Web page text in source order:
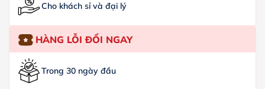
Cho khách sỉ và đại lý
HÀNG LỖI ĐỔI NGAY
Trong 30 ngày đầu